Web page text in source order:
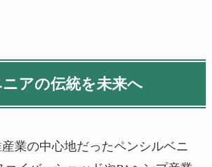
アの伝統を未来へ
業の中心地だったペンシルベニ